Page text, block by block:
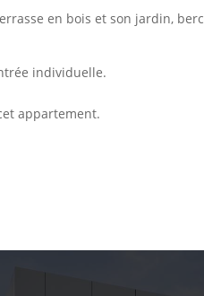
en bois et son jardin,
individuelle.
appartement.